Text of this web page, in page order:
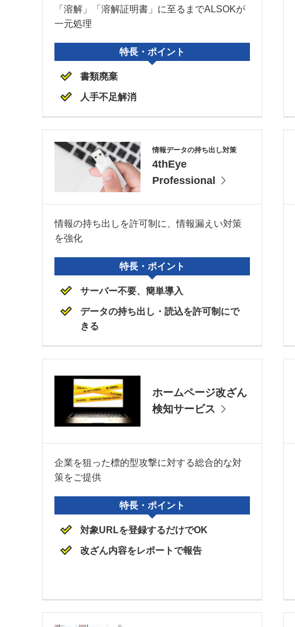
「溶解」「溶解証明書」に至るまでALSOKが
一元処理
特長・ポイント
書類廃棄
人手不足解消
情報データの持ち出し対策
4thEye
Professional
情報の持ち出しを許可制に、情報漏えい対策
を強化
特長・ポイント
サーバー不要、簡単導入
データの持ち出し・読込を許可制にで
きる
ホームページ改ざん
検知サービス
企業を狙った標的型攻撃に対する総合的な対
策をご提供
特長・ポイント
対象URLを登録するだけでOK
改ざん内容をレポートで報告